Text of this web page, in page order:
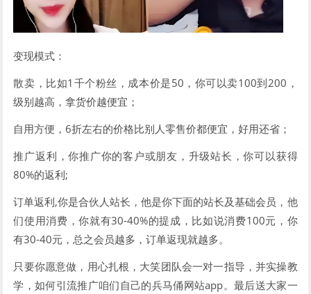
变现模式：
散卖，比如1千个粉丝，成本价是50，你可以卖100到200，
级别越高，拿货价越便宜；
自用方便，6折左右的价格比别人零售价都便宜，好用还省；
推广返利，你推广你的客户或朋友，升级站长，你可以获得
80%的返利;
订单返利,你是合伙人站长，他是你下面的站长及基础会员，他
们使用消费，你就有30-40%的提成，比如说消费100元，你
有30-40元，总之会员越多，订单返现就越多。
只要你愿意做，用心扎根，大笑团队会一对一指导，并实操教
学，如何引流推广咱们自己的兵马俑网站app。最后送大家一